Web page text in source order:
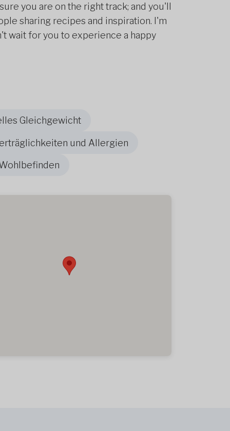
you are on the right track; and you'll
sharing recipes and inspiration. I'm
wait for you to experience a happy
Gleichgewicht
und Allergien